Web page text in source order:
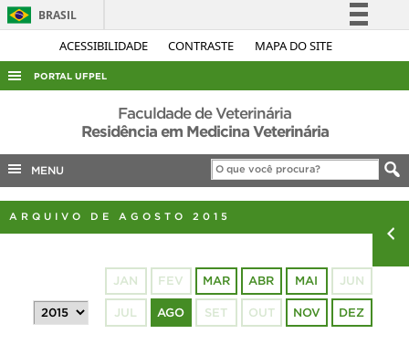
ACESSIBILIDADE CONTRASTE MAPA DO SITE
BRASIL
Simplifique!
Acesso à informação
Legislação
Canais
PORTAL UFPEL
ACESSO À INFORMAÇÃO
AUDITORIA
COBALTO
CONCURSOS
PORTARIAS
Faculdade de Veterinária
Residência em Medicina Veterinária
MENU
ARQUIVO DE AGOSTO 2015
JAN FEV MAR ABR MAI JUN
JUL AGO SET OUT NOV DEZ